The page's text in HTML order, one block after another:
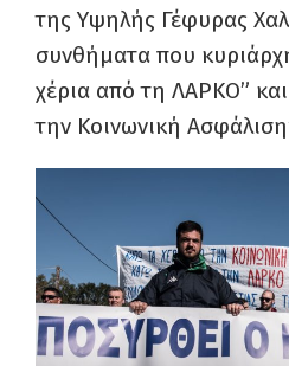
της Υψηλής Γέφυρας
συνθήματα που
χέρια από τη ΛΑΡΚΟ”
την Κοινωνική